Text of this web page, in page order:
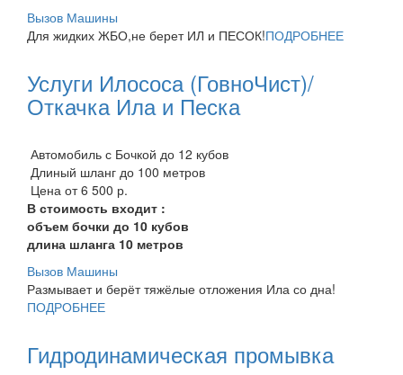
Вызов Машины
Для жидких ЖБО,не берет ИЛ и ПЕСОК!ПОДРОБНЕЕ
Услуги Илососа (ГовноЧист)/
Откачка Ила и Песка
Автомобиль с Бочкой до 12 кубов
Длиный шланг до 100 метров
Цена от 6 500 р.
В стоимость входит :
объем бочки до 10 кубов
длина шланга 10 метров
Вызов Машины
Размывает и берёт тяжёлые отложения Ила со дна!
ПОДРОБНЕЕ
Гидродинамическая промывка